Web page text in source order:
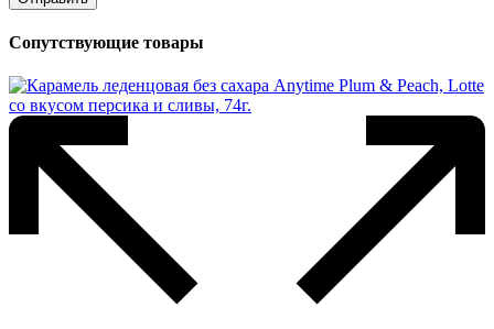
Сопутствующие товары